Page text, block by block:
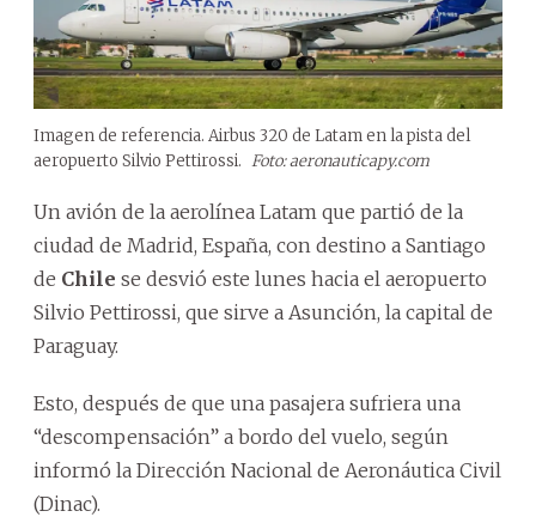
Imagen de referencia. Airbus 320 de Latam en la pista del
aeropuerto Silvio Pettirossi. Foto: aeronauticapy.com
Un avión de la aerolínea Latam que partió de la
ciudad de Madrid, España, con destino a Santiago
de Chile se desvió este lunes hacia el aeropuerto
Silvio Pettirossi, que sirve a Asunción, la capital de
Paraguay.
Esto, después de que una pasajera sufriera una
“descompensación” a bordo del vuelo, según
informó la Dirección Nacional de Aeronáutica Civil
(Dinac).